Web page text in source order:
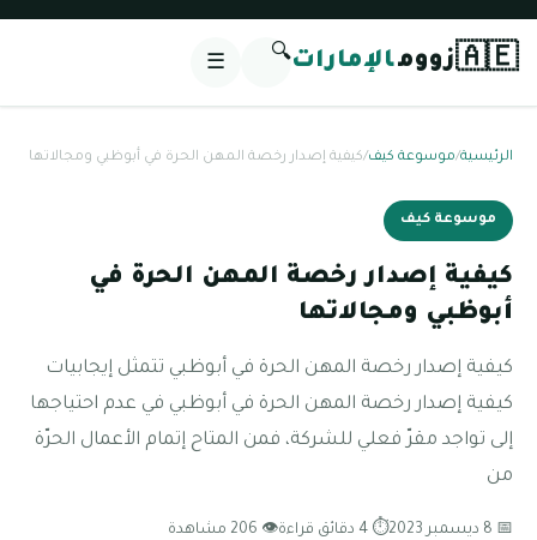
🇦🇪زوومالإمارات🔍
☰
الرئيسية/موسوعة كيف/كيفية إصدار رخصة المهن الحرة في أبوظبي ومجالاتها
موسوعة كيف
كيفية إصدار رخصة المهن الحرة في
أبوظبي ومجالاتها
كيفية إصدار رخصة المهن الحرة في أبوظبي تتمثل إيجابيات
كيفية إصدار رخصة المهن الحرة في أبوظبي في عدم احتياجها
إلى تواجد مقرّ فعلي للشركة، فمن المتاح إتمام الأعمال الحرّة
من
📅 8 ديسمبر 2023 ⏱ 4 دقائق قراءة 👁 206 مشاهدة